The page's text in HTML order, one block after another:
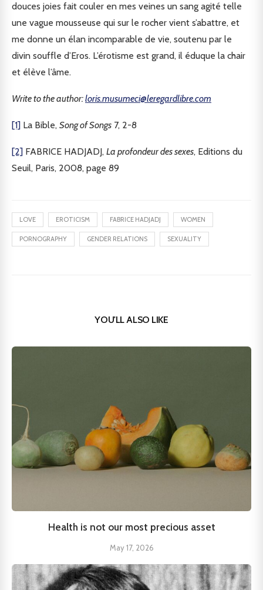
douces joies fait couler en mes veines un sang agité telle
une vague mousseuse qui sur le rocher vient s’abattre, et
me donne un élan incomparable de vie, soutenu par le
divin souffle d’Eros. L’érotisme est grand, il éduque la chair
et élève l’âme.
Write to the author:loris.musumeci@leregardlibre.com
[1] La Bible, Song of Songs 7, 2-8
[2] FABRICE HADJADJ, La profondeur des sexes, Editions du
Seuil, Paris, 2008, page 89
LOVE EROTICISM FABRICE HADJADJ WOMEN
PORNOGRAPHY GENDER RELATIONS SEXUALITY
YOU'LL ALSO LIKE
Health is not our most precious asset
May 17, 2026